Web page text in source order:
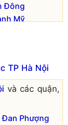
Đông
Mỹ
TP Hà Nội
và các quận,
Đan Phượng